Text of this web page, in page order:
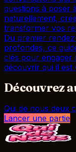
questions à poser
naturellement,
transformer vos
Du premier
profondes, ce
clés pour engager
découvrir qui il est
Découvrez
Qui de nous deux
Lancer une partie